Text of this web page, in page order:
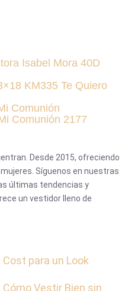
Isabel Mora 40D
KM335 Te Quiero
Comunión
Comunión 2177
Desde 2015, ofreciendo
Síguenos en nuestras
últimas tendencias y
un vestidor lleno de
para un Look
Vestir Bien sin